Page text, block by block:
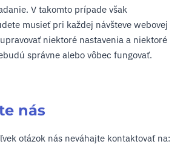
V takomto prípade však
musieť pri každej návšteve webovej
niektoré nastavenia a niektoré
správne alebo vôbec fungovať.
nás
otázok nás neváhajte kontaktovať na: